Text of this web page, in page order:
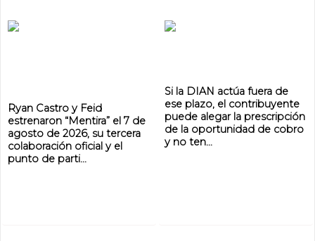
Ryan Castro y Feid
estrenaron “Mentira” el 7 de
agosto de 2026, su tercera
colaboración oficial y el
punto de parti...
Si la DIAN actúa fuera de
ese plazo, el contribuyente
puede alegar la prescripción
de la oportunidad de cobro
y no ten...